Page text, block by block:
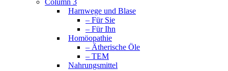
Column 3
Harnwege und Blase
– Für Sie
– Für Ihn
Homöopathie
– Ätherische Öle
– TEM
Nahrungsmittel